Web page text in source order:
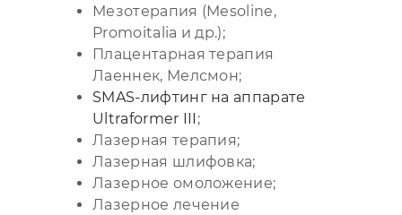
Мезотерапия (Mesoline,
Promoitalia и др.);
Плацентарная терапия
Лаеннек, Мелсмон;
SMAS-лифтинг на аппарате
Ultraformer III ;
Лазерная терапия;
Лазерная шлифовка;
Лазерное омоложение;
Лазерное лечение